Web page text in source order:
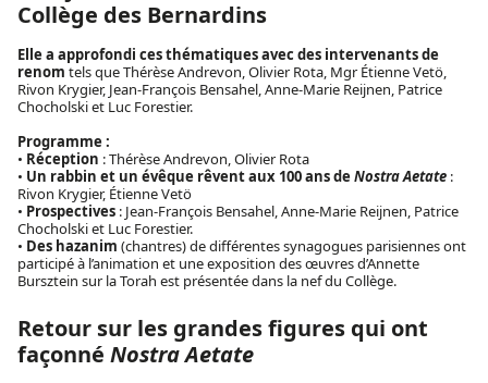
Collège des Bernardins
Elle a approfondi ces thématiques avec des intervenants de
renom tels que Thérèse Andrevon, Olivier Rota, Mgr Étienne Vetö,
Rivon Krygier, Jean-François Bensahel, Anne-Marie Reijnen, Patrice
Chocholski et Luc Forestier.
Programme :
• Réception : Thérèse Andrevon, Olivier Rota
• Un rabbin et un évêque rêvent aux 100 ans de Nostra Aetate :
Rivon Krygier, Étienne Vetö
• Prospectives : Jean-François Bensahel, Anne-Marie Reijnen, Patrice
Chocholski et Luc Forestier.
• Des hazanim (chantres) de différentes synagogues parisiennes ont
participé à l’animation et une exposition des œuvres d’Annette
Bursztein sur la Torah est présentée dans la nef du Collège.
Retour sur les grandes figures qui ont
façonné Nostra Aetate